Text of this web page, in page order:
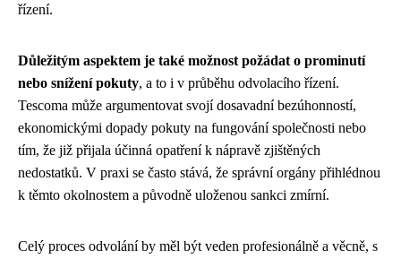
řízení.
Důležitým aspektem je také možnost požádat o prominutí
nebo snížení pokuty, a to i v průběhu odvolacího řízení.
Tescoma může argumentovat svojí dosavadní bezúhonností,
ekonomickými dopady pokuty na fungování společnosti nebo
tím, že již přijala účinná opatření k nápravě zjištěných
nedostatků. V praxi se často stává, že správní orgány přihlédnou
k těmto okolnostem a původně uloženou sankci zmírní.
Celý proces odvolání by měl být veden profesionálně a věcně, s